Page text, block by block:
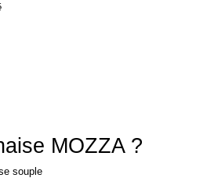
MOZZA ?
souple